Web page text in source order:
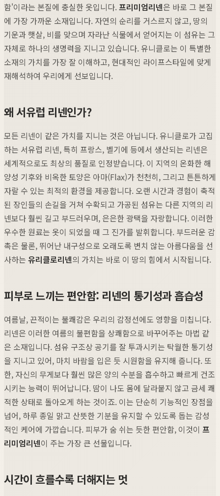
함'이라는 본질에 충실한 옷입니다.프리미엄리넨은 바로 그 본질
에 가장 가까운 소재입니다. 자연의 순리를 거스르지 않고, 땅의
기운과 햇살, 비를 맞으며 자라난 식물에서 얻어지는 이 섬유는 그
자체로 하나의 생명력을 지니고 있습니다. 유니클로는 이 특별한
소재의 가치를 가장 잘 이해하고, 현대적인 라이프스타일에 맞게
재해석하여 우리에게 선보입니다.
왜 서유럽 리넨인가?
모든 리넨이 같은 가치를 지니는 것은 아닙니다. 유니클로가 고집
하는 서유럽 리넨, 특히 프랑스, 벨기에 등에서 생산되는 리넨은
세계적으로도 최상의 품질로 인정받습니다. 이 지역의 온화한 해
양성 기후와 비옥한 토양은 아마(Flax)가 천천히, 그리고 튼튼하게
자랄 수 있는 최적의 환경을 제공합니다. 오랜 시간과 경험이 축적
된 장인들의 손길을 거쳐 수확되고 가공된 섬유는 다른 지역의 리
넨보다 훨씬 길고 부드러우며, 은은한 광택을 자랑합니다. 이러한
우수한 원료는 옷이 되었을 때 그 진가를 발휘합니다. 부드러운 감
촉은 물론, 뛰어난 내구성으로 오래도록 변치 않는 아름다움을 선
사하는 유리클로리넨의 가치는 바로 이 땅의 힘에서 시작됩니다.
피부로 느끼는 편안함: 리넨의 통기성과 흡습성
여름날, 끈적이는 불쾌감은 우리의 감정선에도 영향을 미칩니다.
리넨은 이러한 여름의 불편함을 상쾌함으로 바꾸어주는 마법 같
은 소재입니다. 섬유 구조상 공기를 잘 투과시키는 탁월한 통기성
을 지니고 있어, 마치 바람을 입은 듯 시원함을 유지해 줍니다. 또
한, 자신의 무게보다 훨씬 많은 양의 수분을 흡수하고 빠르게 건조
시키는 능력이 뛰어납니다. 땀이 나도 몸에 달라붙지 않고 금세 쾌
적한 상태로 돌아오게 하는 것이죠. 이는 단순히 기능적인 장점을
넘어, 하루 종일 맑고 산뜻한 기분을 유지할 수 있도록 돕는 감성
적인 케어에 가깝습니다. 피부가 숨 쉬는 듯한 편안함, 이것이 프
리미엄리넨이 주는 가장 큰 선물입니다.
시간이 흐를수록 더해지는 멋